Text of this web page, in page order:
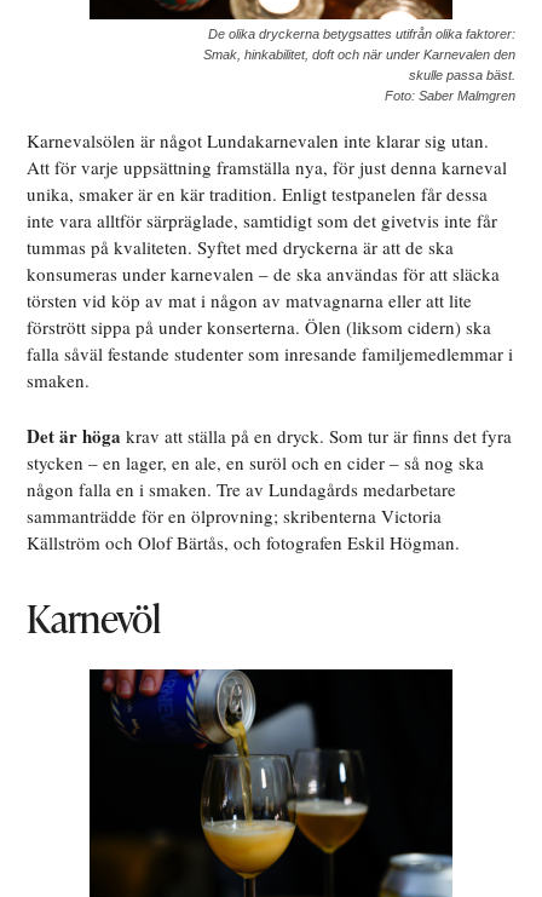
De olika dryckerna betygsattes utifrån olika faktorer:
Smak, hinkabilitet, doft och när under Karnevalen den
skulle passa bäst.
Foto: Saber Malmgren
Karnevalsölen är något Lundakarnevalen inte klarar sig utan.
Att för varje uppsättning framställa nya, för just denna karneval
unika, smaker är en kär tradition. Enligt testpanelen får dessa
inte vara alltför särpräglade, samtidigt som det givetvis inte får
tummas på kvaliteten. Syftet med dryckerna är att de ska
konsumeras under karnevalen – de ska användas för att släcka
törsten vid köp av mat i någon av matvagnarna eller att lite
förstrött sippa på under konserterna. Ölen (liksom cidern) ska
falla såväl festande studenter som inresande familjemedlemmar i
smaken.
Det är höga krav att ställa på en dryck. Som tur är finns det fyra
stycken – en lager, en ale, en suröl och en cider – så nog ska
någon falla en i smaken. Tre av Lundagårds medarbetare
sammanträdde för en ölprovning; skribenterna Victoria
Källström och Olof Bärtås, och fotografen Eskil Högman.
Karnevöl